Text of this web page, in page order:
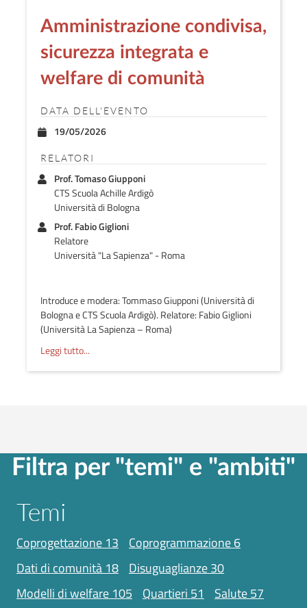
Amministrazione condivisa,
sicurezza integrata e
welfare di comunità
DATA DELL'EVENTO
19/05/2026
RELATORI
Prof. Tomaso Giupponi
CTS Scuola Achille Ardigò
Università di Bologna
Prof. Fabio Giglioni
Relatore
Università "La Sapienza" - Roma
Introduce e modera: Tommaso Giupponi (Università di
Bologna e CTS Scuola Ardigò). Relatore: Fabio Giglioni
(Università La Sapienza – Roma)
Leggi tutto...
Filtra per "temi" e "ambiti"
Temi
coprogettazione 13 coprogrammazione6
dati di comunità 18 disuguaglianze30
modelli di welfare 105 quartieri 51 salute57